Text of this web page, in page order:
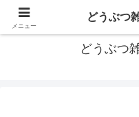
茨城県大洗町にある
どうぶつ
メニュー
どうぶつ